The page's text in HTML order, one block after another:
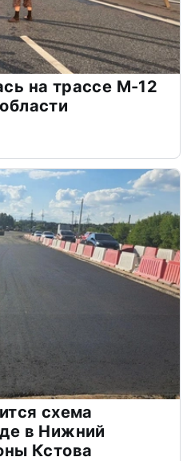
на трассе М-12
схема
в Нижний
Кстова